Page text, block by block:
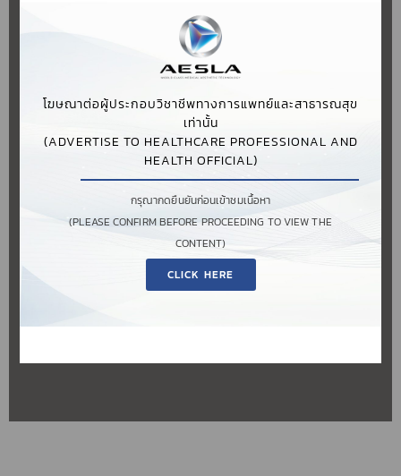
ABSOLUTE BY DR.TAN CLINIC สาขา
ADENAA CLINIC
ADORE CLINIC SRINAKARIN
AES CLASS CLINIC
LOCATE YOUR
GEOPOSITION
LOCATE
โฆษณาต่อผู้ประกอบวิชาชีพทางการแพทย์และสาธารณสุข
เท่านั้น
(ADVERTISE TO HEALTHCARE PROFESSIONAL AND
HEALTH OFFICIAL)
กรุณากดยืนยันก่อนเข้าชมเนื้อหา
(PLEASE CONFIRM BEFORE PROCEEDING TO VIEW THE
CONTENT)
CLICK HERE